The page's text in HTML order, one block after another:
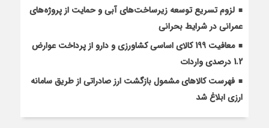
لزوم تسریع توسعه زیرساخت‌های آبی و حمایت از پروژه‌های
عمرانی در شرایط بحرانی
معافیت 199 کالای اساسی کشاورزی و دارو از پرداخت عوارض
1.2 درصدی واردات
فهرست کالاهای مشمول بازگشت ارز صادراتی از طریق سامانه
ارزی ابلاغ شد